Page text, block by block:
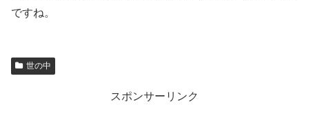
ですね。
世の中
スポンサーリンク